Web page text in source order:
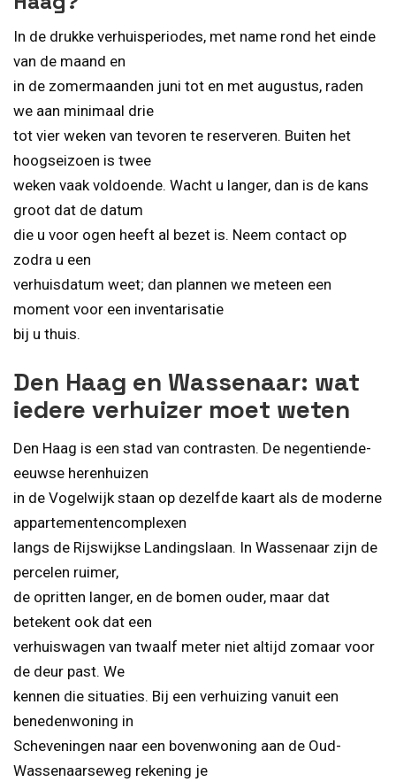
In de drukke verhuisperiodes, met name rond het einde
van de maand en
in de zomermaanden juni tot en met augustus, raden
we aan minimaal drie
tot vier weken van tevoren te reserveren. Buiten het
hoogseizoen is twee
weken vaak voldoende. Wacht u langer, dan is de kans
groot dat de datum
die u voor ogen heeft al bezet is. Neem contact op
zodra u een
verhuisdatum weet; dan plannen we meteen een
moment voor een inventarisatie
bij u thuis.
Den Haag en Wassenaar: wat
iedere verhuizer moet weten
Den Haag is een stad van contrasten. De negentiende-
eeuwse herenhuizen
in de Vogelwijk staan op dezelfde kaart als de moderne
appartementencomplexen
langs de Rijswijkse Landingslaan. In Wassenaar zijn de
percelen ruimer,
de opritten langer, en de bomen ouder, maar dat
betekent ook dat een
verhuiswagen van twaalf meter niet altijd zomaar voor
de deur past. We
kennen die situaties. Bij een verhuizing vanuit een
benedenwoning in
Scheveningen naar een bovenwoning aan de Oud-
Wassenaarseweg rekening je